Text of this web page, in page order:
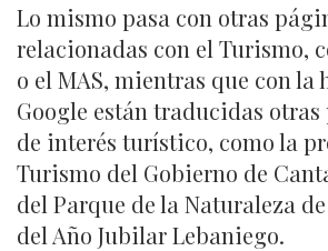
Lo mismo pasa con otras
relacionadas con el Turismo,
o el MAS, mientras que con la
Google están traducidas otras
de interés turístico, como la
Turismo del Gobierno de
del Parque de la Naturaleza
del Año Jubilar Lebaniego.